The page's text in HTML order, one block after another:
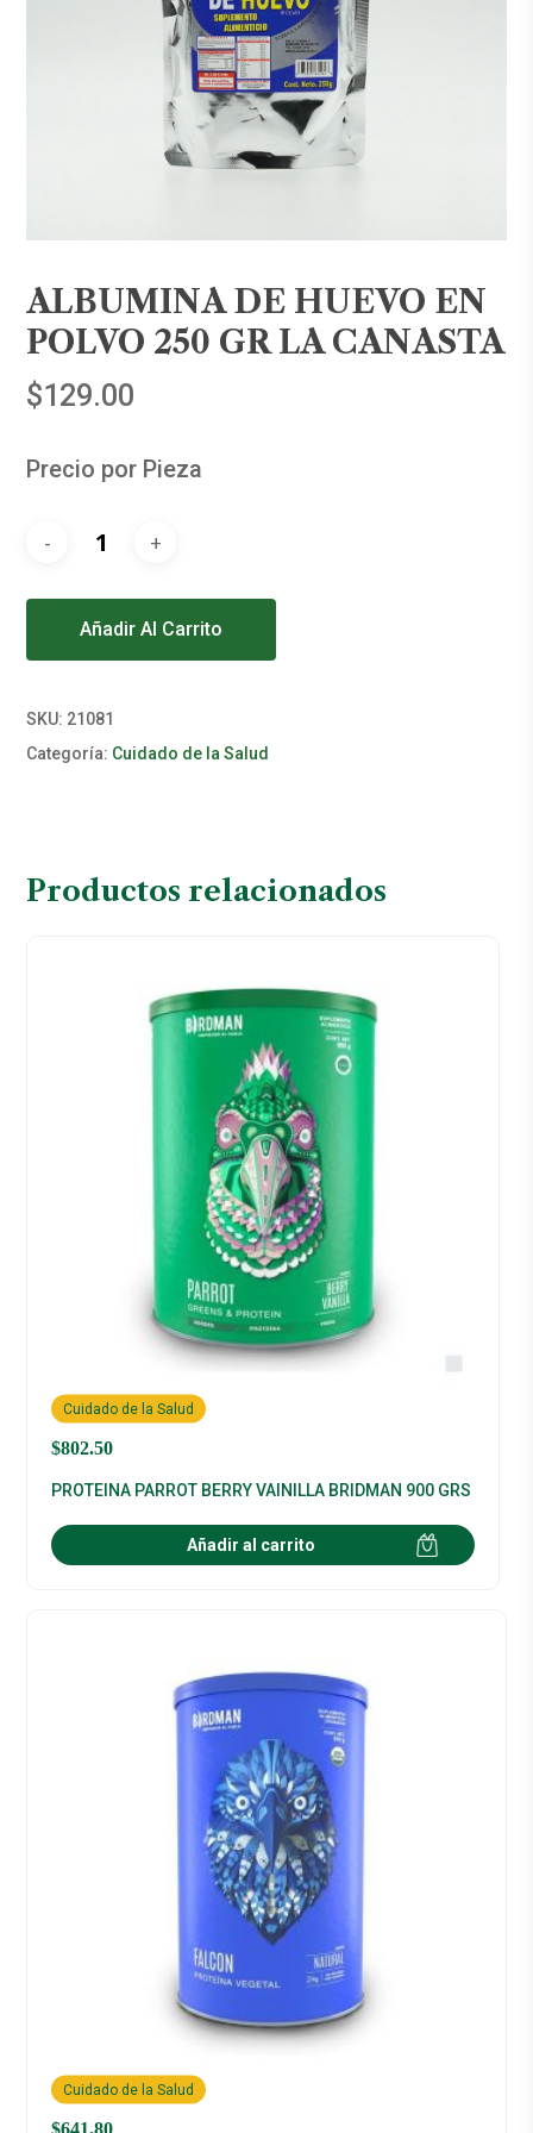
ALBUMINA DE HUEVO EN
POLVO 250 GR LA CANASTA
$129.00
Precio por Pieza
Añadir Al Carrito
SKU: 21081
Categoría: Cuidado de la Salud
Productos relacionados
$802.50
Cuidado de la Salud
PROTEINA PARROT BERRY VAINILLA BRIDMAN 900 GRS
Añadir al carrito
$641.80
Cuidado de la Salud